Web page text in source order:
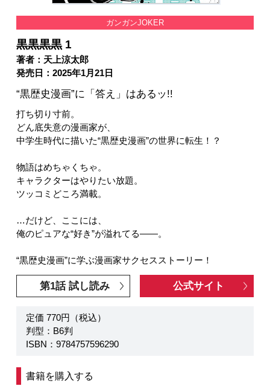
ガンガンJOKER
黒黒黒黒 1
著者：天上涼太郎
発売日：2025年1月21日
“黒歴史漫画”に「答え」はあるッ!!
打ち切り寸前。
どん底失意の漫画家が、
中学生時代に描いた“黒歴史漫画”の世界に転生！？
物語はめちゃくちゃ。
キャラクターはやりたい放題。
ツッコミどころ満載。
…だけど、ここには、
俺のピュアな“好き”が溢れてる――。
“黒歴史漫画”に学ぶ漫画家サクセスストーリー！
第1話 試し読み 公式サイト
定価 770円（税込）
判型：B6判
ISBN：9784757596290
書籍を購入する